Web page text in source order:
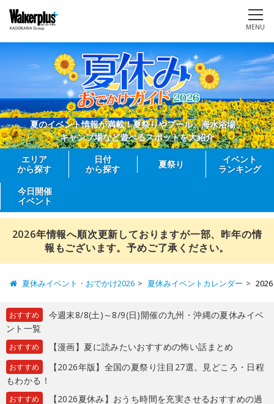
MENU
夏のイベント情報が満載！夏祭りやプール、海水浴場、
キャンプ場など遊べるスポットを大紹介
エリア
から探す
日付
から探す
夏祭り
イベント
ランキング
今日開催
イベント
2026年情報へ順次更新しておりますが一部、昨年の情
報もございます。予めご了承ください。
夏休みイベント・おでかけ2026 夏休みイベントカレンダー
おすすめ
今週末8/8(土)～8/9(日)開催の九州・沖縄の夏休みイベ
ント一覧
おすすめ 【漫画】夏に読みたいおすすめの怖い話まとめ
おすすめ
【2026年版】全国の夏祭り注目27選。見どころ・日程
もわかる！
おすすめ
【2026夏休み】おうち時間を充実させるおすすめの過